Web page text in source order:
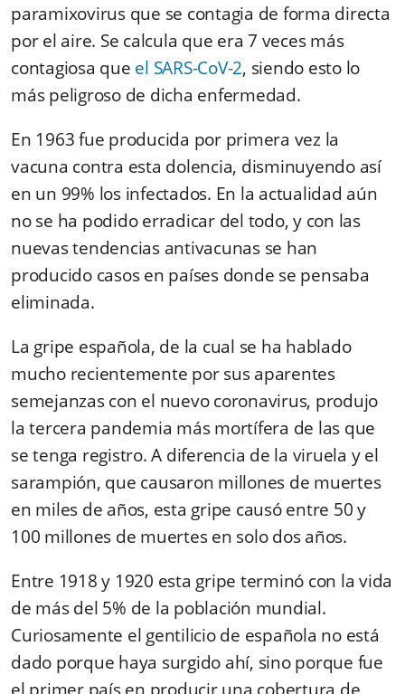
paramixovirus que se contagia de forma directa
por el aire. Se calcula que era 7 veces más
contagiosa que el SARS-CoV-2, siendo esto lo
más peligroso de dicha enfermedad.
En 1963 fue producida por primera vez la
vacuna contra esta dolencia, disminuyendo así
en un 99% los infectados. En la actualidad aún
no se ha podido erradicar del todo, y con las
nuevas tendencias antivacunas se han
producido casos en países donde se pensaba
eliminada.
La gripe española, de la cual se ha hablado
mucho recientemente por sus aparentes
semejanzas con el nuevo coronavirus, produjo
la tercera pandemia más mortífera de las que
se tenga registro. A diferencia de la viruela y el
sarampión, que causaron millones de muertes
en miles de años, esta gripe causó entre 50 y
100 millones de muertes en solo dos años.
Entre 1918 y 1920 esta gripe terminó con la vida
de más del 5% de la población mundial.
Curiosamente el gentilicio de española no está
dado porque haya surgido ahí, sino porque fue